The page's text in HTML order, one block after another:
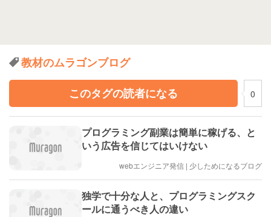
教材のムラゴンブログ
このタグの読者になる
0
プログラミング副業は簡単に稼げる、と
いう広告を信じてはいけない
webエンジニア発信 | 少しためになるブログ
独学で十分な人と、プログラミングスク
ールに通うべき人の違い